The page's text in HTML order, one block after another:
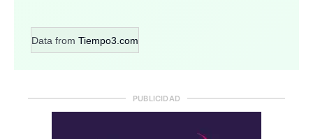
Data from Tiempo3.com
PUBLICIDAD